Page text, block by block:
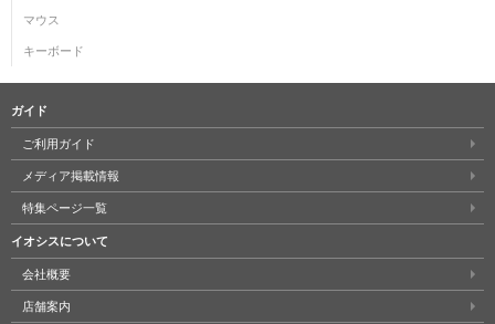
マウス
キーボード
ガイド
ご利用ガイド
メディア掲載情報
特集ページ一覧
イオシスについて
会社概要
店舗案内